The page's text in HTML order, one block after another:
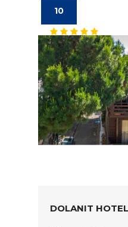
10
DOLANIT